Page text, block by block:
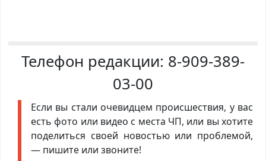
Телефон редакции: 8-909-389-
03-00
Если вы стали очевидцем происшествия, у вас
есть фото или видео с места ЧП, или вы хотите
поделиться своей новостью или проблемой,
— пишите или звоните!